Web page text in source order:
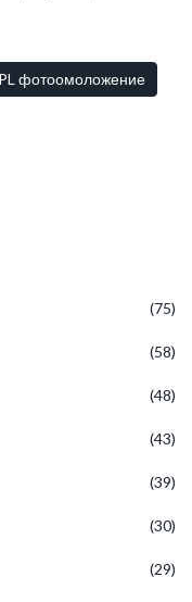
и эндокринной
раз в
фотоомоложение
(75)
(58)
(48)
(43)
(39)
(30)
(29)